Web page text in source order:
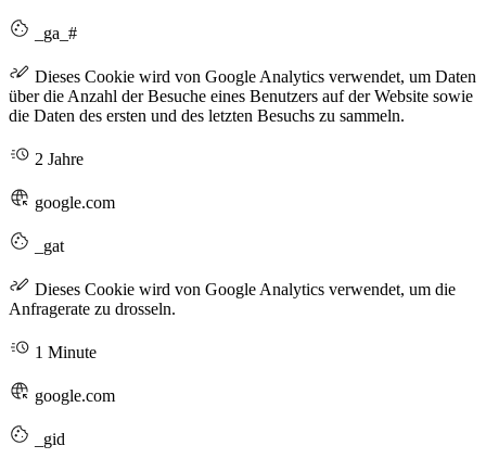
_ga_#
Dieses Cookie wird von Google Analytics verwendet, um Daten
über die Anzahl der Besuche eines Benutzers auf der Website sowie
die Daten des ersten und des letzten Besuchs zu sammeln.
2 Jahre
google.com
_gat
Dieses Cookie wird von Google Analytics verwendet, um die
Anfragerate zu drosseln.
1 Minute
google.com
_gid